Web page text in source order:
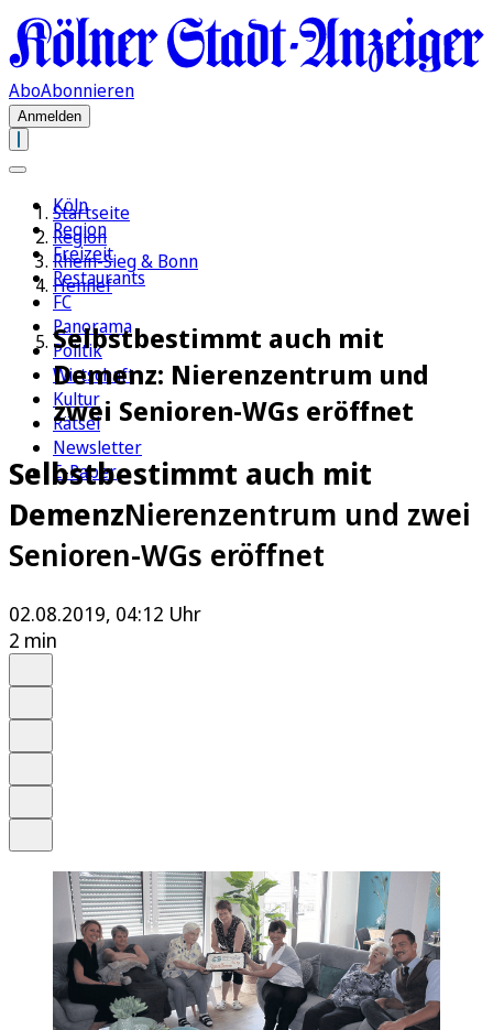
AboAbonnieren
Anmelden
Köln
Region
Freizeit
Restaurants
FC
Panorama
Politik
Wirtschaft
Kultur
Rätsel
Newsletter
E-Paper
Startseite
Region
Rhein-Sieg & Bonn
Hennef
Selbstbestimmt auch mit
Demenz: Nierenzentrum und
zwei Senioren-WGs eröffnet
Selbstbestimmt auch mit
DemenzNierenzentrum und zwei
Senioren-WGs eröffnet
02.08.2019, 04:12 Uhr
2 min